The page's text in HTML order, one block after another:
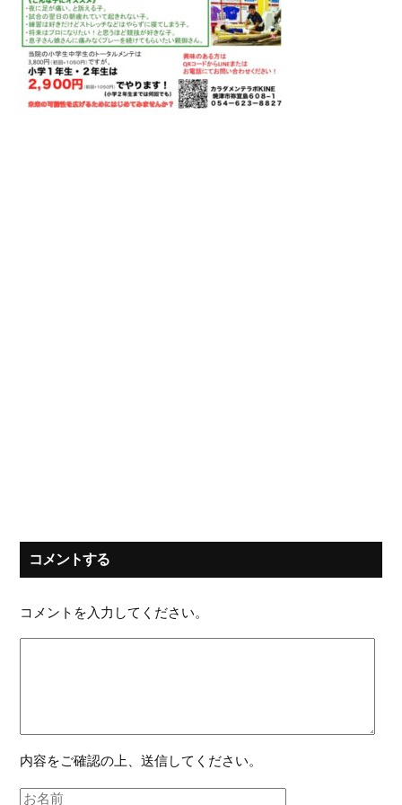
コメントする
コメントを入力してください。
内容をご確認の上、送信してください。